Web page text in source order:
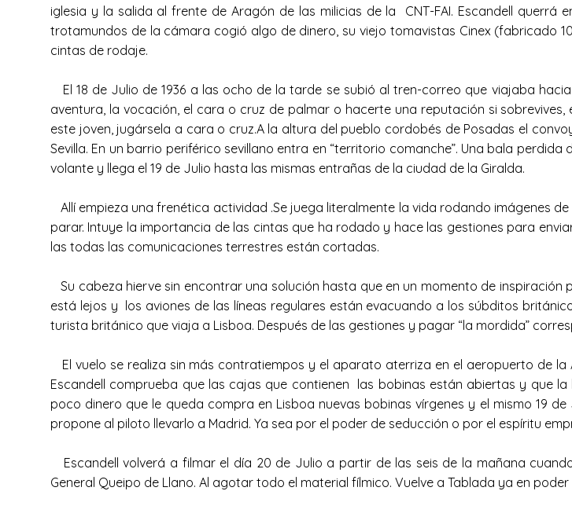
iglesia y la salida al frente de Aragón de las milicias de la CNT-FAI. Escandell querrá
trotamundos de la cámara cogió algo de dinero, su viejo tomavistas Cinex (fabricado
cintas de rodaje.
El 18 de Julio de 1936 a las ocho de la tarde se subió al tren-correo que viajaba
aventura, la vocación, el cara o cruz de palmar o hacerte una reputación si
este joven, jugársela a cara o cruz.A la altura del pueblo cordobés de Posadas el
Sevilla. En un barrio periférico sevillano entra en “territorio comanche”. Una bala
volante y llega el 19 de Julio hasta las mismas entrañas de la ciudad de la Giralda.
Allí empieza una frenética actividad .Se juega literalmente la vida rodando imágenes
parar. Intuye la importancia de las cintas que ha rodado y hace las gestiones para
las todas las comunicaciones terrestres están cortadas.
Su cabeza hierve sin encontrar una solución hasta que en un momento de
está lejos y los aviones de las líneas regulares están evacuando a los súbditos
turista británico que viaja a Lisboa. Después de las gestiones y pagar “la mordida”
El vuelo se realiza sin más contratiempos y el aparato aterriza en el aeropuerto de
Escandell comprueba que las cajas que contienen las bobinas están abiertas y que
poco dinero que le queda compra en Lisboa nuevas bobinas vírgenes y el mismo 19
propone al piloto llevarlo a Madrid. Ya sea por el poder de seducción o por el espíritu
Escandell volverá a filmar el día 20 de Julio a partir de las seis de la mañana
General Queipo de Llano. Al agotar todo el material fílmico. Vuelve a Tablada ya en poder